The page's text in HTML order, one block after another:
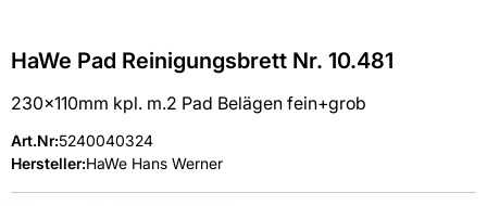
HaWe Pad Reinigungsbrett Nr. 10.481
230x110mm kpl. m.2 Pad Belägen fein+grob
Art.Nr:5240040324
Hersteller:HaWe Hans Werner